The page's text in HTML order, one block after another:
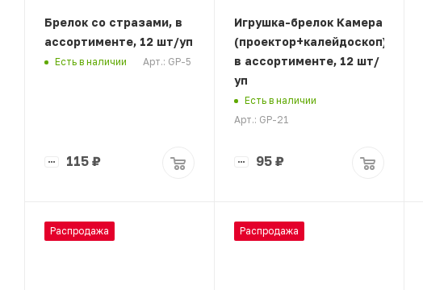
Брелок со стразами, в
ассортименте, 12 шт/уп
Есть в наличии Арт.: GP-5
115 ₽
Игрушка-брелок Камера
(проектор+калейдоскоп),
в ассортименте, 12 шт/
уп
Есть в наличии
Арт.: GP-21
95₽
Распродажа Распродажа